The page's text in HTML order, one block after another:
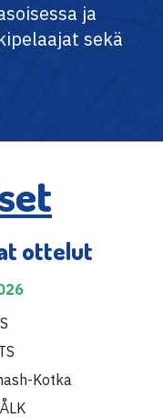
ja
sekä
ottelut
Kotka